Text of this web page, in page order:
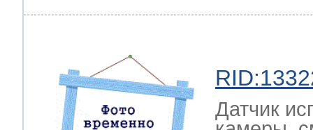
Датчик